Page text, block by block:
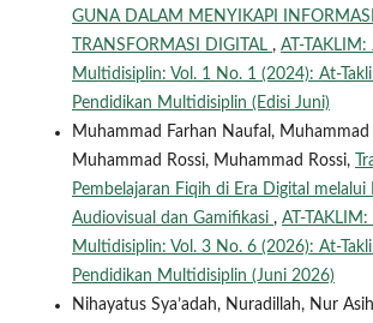
GUNA DALAM MENYIKAPI
TRANSFORMASI DIGITAL , AT-TAKLIM:
Multidisiplin: Vol. 1 No. 1 (2024): At-
Pendidikan Multidisiplin (Edisi Juni)
Muhammad Farhan Naufal, Muhammad
Muhammad Rossi, Muhammad Rossi,
Pembelajaran Fiqih di Era Digital
Audiovisual dan Gamifikasi , AT-
Multidisiplin: Vol. 3 No. 6 (2026): At-
Pendidikan Multidisiplin (Juni 2026)
Nihayatus Sya’adah, Nuradillah, Nur